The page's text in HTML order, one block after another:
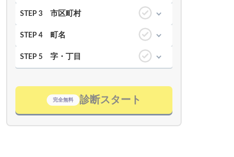
STEP 3 市区町村
STEP 4 町名
STEP 5 字・丁目
完全無料 診断スタート